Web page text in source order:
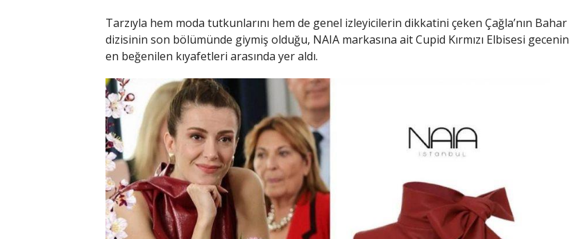
Tarzıyla hem moda tutkunlarını hem de genel izleyicilerin dikkatini çeken Çağla’nın Bahar
dizisinin son bölümünde giymiş olduğu, NAIA markasına ait Cupid Kırmızı Elbisesi gecenin
en beğenilen kıyafetleri arasında yer aldı.